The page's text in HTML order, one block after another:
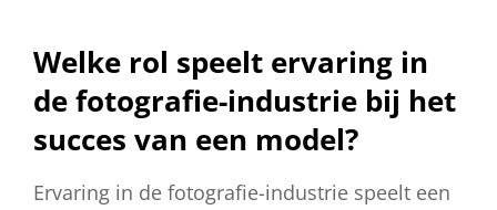
Welke rol speelt ervaring in
de fotografie-industrie bij het
succes van een model?
Ervaring in de fotografie-industrie speelt een